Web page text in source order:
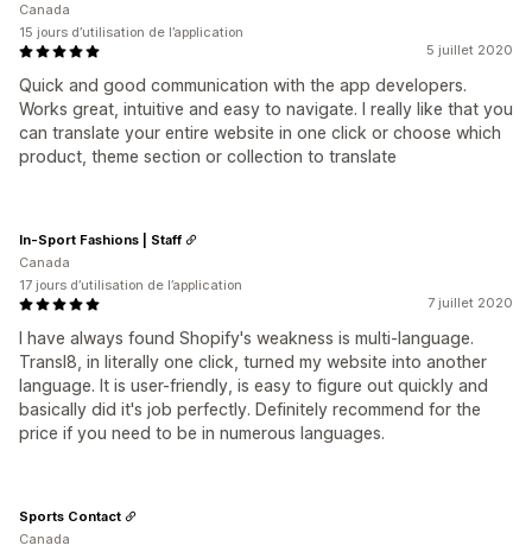
5 juillet 2020
Quick and good communication with the app developers.
Works great, intuitive and easy to navigate. I really like that you
can translate your entire website in one click or choose which
product, theme section or collection to translate
Canada
15 jours d’utilisation de l’application
7 juillet 2020
I have always found Shopify's weakness is multi-language.
Transl8, in literally one click, turned my website into another
language. It is user-friendly, is easy to figure out quickly and
basically did it's job perfectly. Definitely recommend for the
price if you need to be in numerous languages.
In-Sport Fashions | Staff
Canada
17 jours d’utilisation de l’application
Sports Contact
Canada